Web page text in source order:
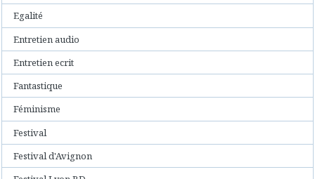
Egalité
Entretien audio
Entretien ecrit
Fantastique
Féminisme
Festival
Festival d'Avignon